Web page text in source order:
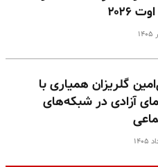
گلریزان همیاری با
آزادی در شبکه‌های